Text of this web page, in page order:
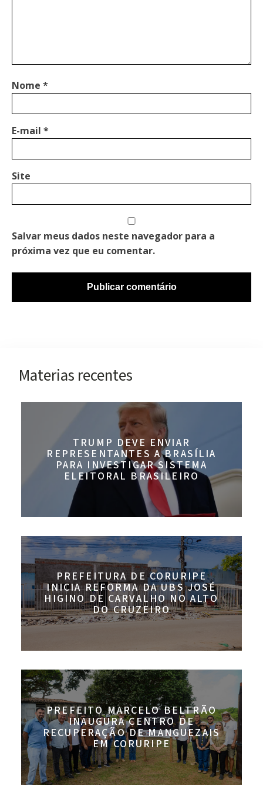
Nome *
E-mail *
Site
Salvar meus dados neste navegador para a
próxima vez que eu comentar.
Materias recentes
TRUMP DEVE ENVIAR
REPRESENTANTES A BRASÍLIA
PARA INVESTIGAR SISTEMA
ELEITORAL BRASILEIRO
PREFEITURA DE CORURIPE
INICIA REFORMA DA UBS JOSÉ
HIGINO DE CARVALHO NO ALTO
DO CRUZEIRO
PREFEITO MARCELO BELTRÃO
INAUGURA CENTRO DE
RECUPERAÇÃO DE MANGUEZAIS
EM CORURIPE